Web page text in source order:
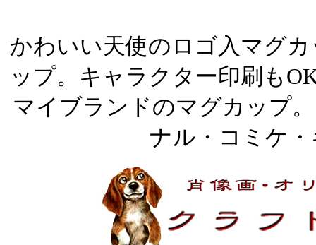
かわいい天使のロゴ入マグ
ップ。キャラクター印刷も
マイブランドのマグカップ
ナル・コミケ